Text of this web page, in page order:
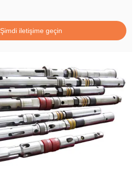
Şimdi iletişime geçin